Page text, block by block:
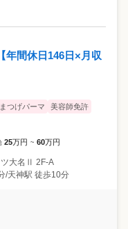
年間休日146日×月収
まつげパーマ
美容師免許
25万円 ~ 60万円
ツ大名Ⅱ 2F-A
/天神駅 徒歩10分